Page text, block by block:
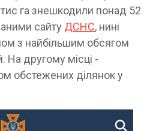
га знешкодили понад 52
сайту ДСНС, нині
з найбільшим обсягом
На другому місці -
обстежених ділянок у